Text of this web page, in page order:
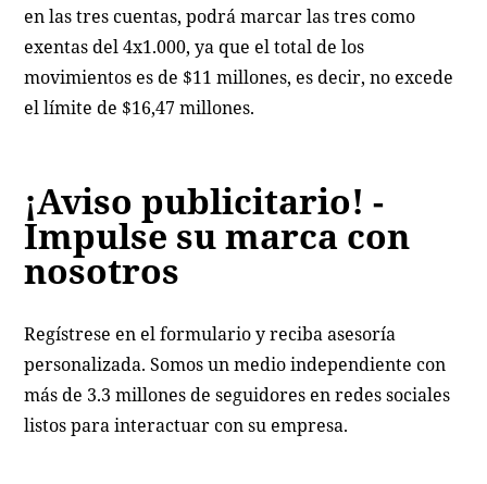
en las tres cuentas, podrá marcar las tres como
exentas del 4x1.000, ya que el total de los
movimientos es de $11 millones, es decir, no excede
el límite de $16,47 millones.
¡Aviso publicitario! -
Impulse su marca con
nosotros
Regístrese en el formulario y reciba asesoría
personalizada. Somos un medio independiente con
más de 3.3 millones de seguidores en redes sociales
listos para interactuar con su empresa.